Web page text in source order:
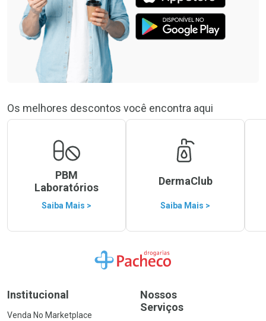
Os melhores descontos você encontra aqui
PBM
Laboratórios
Saiba Mais >
DermaClub
Saiba Mais >
Ir para a Home
Institucional
Venda No Marketplace
Nossos
Serviços